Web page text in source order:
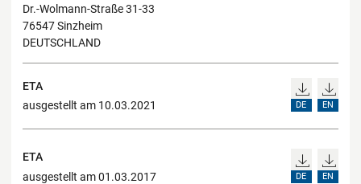
Dr.-Wolmann-Straße 31-33
76547 Sinzheim
DEUTSCHLAND
ETA
ausgestellt am 10.03.2021
DE EN
ETA
ausgestellt am 01.03.2017
DE EN